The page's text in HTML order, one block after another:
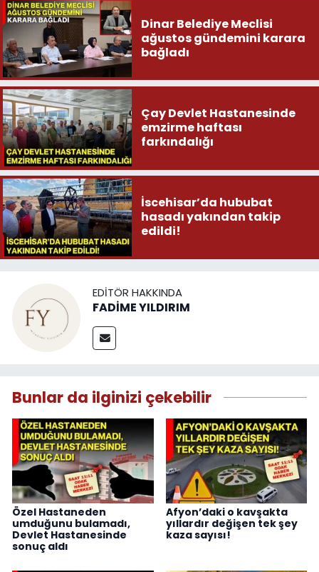
Dinar Belediye Meclisi
ağustos gündemini karara
bağladı
Çay Devlet Hastanesinde
emzirme haftası
farkındalığı
İscehisar’da hububat
hasadı yakından takip
edildi!
EDITÖR HAKKINDA
FADİME YILDIRIM
Bunlar da ilginizi çekebilir
Özel Hastaneden
umduğunu bulamadı,
Devlet Hastanesinde
sonuç aldı
Afyon’daki o kavşakta
yıllardır değişen tek şey
kaza sayısı!